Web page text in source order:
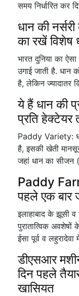
समय निर्धारित कर
धान की
का रखें विशेष
भारत दुनिया का
उगाई जाती है. धान
है, लेकिन ज्यादातर
ये हैं धान की
प्रति हेक्टेयर
Paddy Variety:
है, इसकी खेती
जहां धान का
Paddy
पहले एक
इलाहाबाद के झूसी
पुरातात्विक
ईसा पूर्व व लहुरादेवा
डीएसआर
दिन पहले
खासियत